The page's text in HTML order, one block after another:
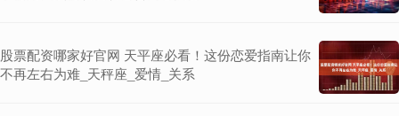
股票配资哪家好官网 天平座必看！这份恋爱指南让你
不再左右为难_天秤座_爱情_关系